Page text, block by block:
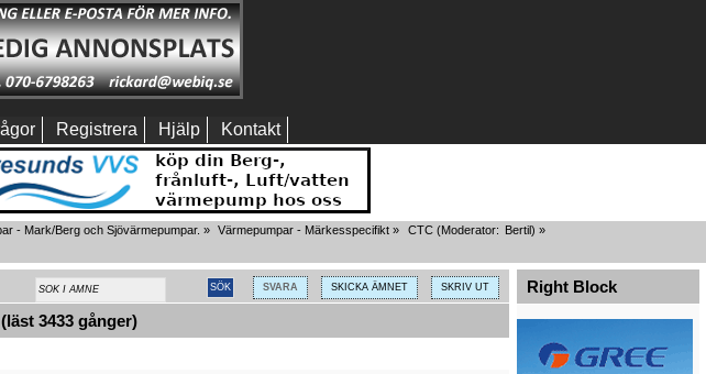
Registrera Hjälp Kontakt
- Mark/Berg och Sjövärmepumpar. » Värmepumpar - Märkesspecifikt » CTC(Moderator: Bertil) »
SVARA SKICKA ÄMNET SKRIV UT
3433 gånger)
Right Block